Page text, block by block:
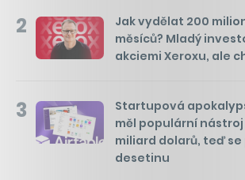
2
Jak vydělat 200
měsíců? Mladý
akciemi Xeroxu, ale
3
Startupová
měl populární nástroj
miliard dolarů, teď se
desetinu